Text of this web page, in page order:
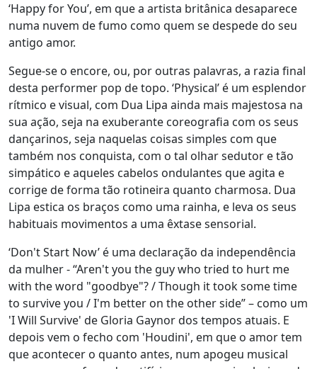
‘Happy for You’, em que a artista britânica desaparece
numa nuvem de fumo como quem se despede do seu
antigo amor.
Segue-se o encore, ou, por outras palavras, a razia final
desta performer pop de topo. ‘Physical’ é um esplendor
rítmico e visual, com Dua Lipa ainda mais majestosa na
sua ação, seja na exuberante coreografia com os seus
dançarinos, seja naquelas coisas simples com que
também nos conquista, com o tal olhar sedutor e tão
simpático e aqueles cabelos ondulantes que agita e
corrige de forma tão rotineira quanto charmosa. Dua
Lipa estica os braços como uma rainha, e leva os seus
habituais movimentos a uma êxtase sensorial.
‘Don't Start Now’ é uma declaração da independência
da mulher - “Aren't you the guy who tried to hurt me
with the word "goodbye"? / Though it took some time
to survive you / I'm better on the other side” – como um
'I Will Survive' de Gloria Gaynor dos tempos atuais. E
depois vem o fecho com 'Houdini', em que o amor tem
que acontecer o quanto antes, num apogeu musical